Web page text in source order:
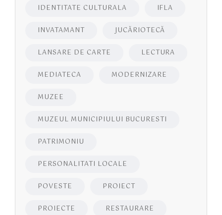
IDENTITATE CULTURALA IFLA
INVATAMANT JUCĂRIOTECĂ
LANSARE DE CARTE LECTURA
MEDIATECA MODERNIZARE
MUZEE
MUZEUL MUNICIPIULUI BUCURESTI
PATRIMONIU
PERSONALITATI LOCALE
POVESTE PROIECT
PROIECTE RESTAURARE